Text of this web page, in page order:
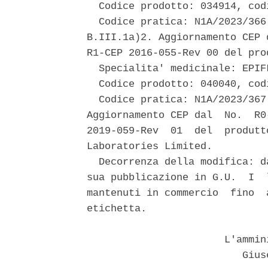
Codice prodotto: 034914,
Codice pratica: N1A/2023/
B.III.1a)2. Aggiornamento CEP
R1-CEP 2016-055-Rev 00 del
Specialita' medicinale:
Codice prodotto: 040040,
Codice pratica: N1A/2023/
Aggiornamento CEP dal  No.
2019-059-Rev  01  del
Laboratories Limited.
Decorrenza della modifica:
sua pubblicazione in G.U.
mantenuti in commercio
etichetta.